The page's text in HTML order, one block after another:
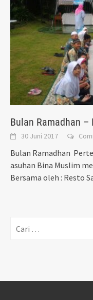
Bulan Ramadhan –
30 Juni 2017
Bulan Ramadhan
asuhan Bina Muslim
Bersama oleh : Resto
untuk: